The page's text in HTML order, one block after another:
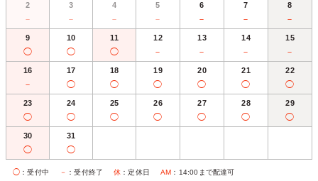
2
－
3
－
4
－
5
－
6
－
7
－
8
－
9
◯
10
◯
11
◯
12
－
13
－
14
－
15
－
16
－
17
◯
18
◯
19
◯
20
◯
21
◯
22
◯
23
◯
24
◯
25
◯
26
◯
27
◯
28
◯
29
◯
30
◯
31
◯
◯ ：受付中 － ：受付終了 休 ：定休日 AM ：14:00まで配達可